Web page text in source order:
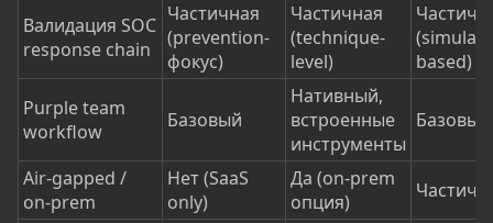
Валидация SOC
response chain
Частичная
(prevention-
фокус)
Частичная
(technique-
level)
based)
Purple team
workflow
Базовый
Нативный,
встроенные
инструменты
Базовый
Air-gapped /
on-prem
Нет (SaaS
only)
Да (on-prem
опция)